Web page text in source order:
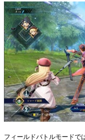
フィールドバトルモードで